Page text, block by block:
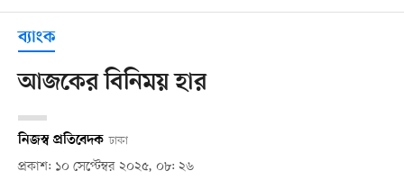
ব্যাংক
আজকের বিনিময় হার
নিজস্ব প্রতিবেদক ঢাকা
প্রকাশ: ১০ সেপ্টেম্বর ২০২৫, ০৮: ২৬